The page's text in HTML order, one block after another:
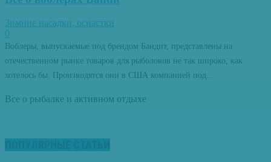
Зимние насадки, оснастки
0
Воблеры, выпускаемые под брендом Бандит, представлены на
отечественном рынке товаров для рыболовов не так широко, как
хотелось бы. Производятся они в США компанией под...
Все о рыбалке и активном отдыхе
ПОПУЛЯРНЫЕ СТАТЬИ